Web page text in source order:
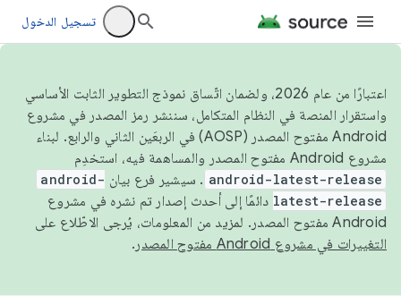
تسجيل الدخول
اعتبارًا من عام 2026، ولضمان اتّساق نموذج التطوير الثابت الأساسي
واستقرار المنصة في النظام المتكامل، سننشر رمز المصدر في مشروع
Android مفتوح المصدر (AOSP) في الربعَين الثاني والرابع. لبناء
مشروع Android مفتوح المصدر والمساهمة فيه، استخدِم
android-latest-release . سيشير فرع بيان android-
latest-release دائمًا إلى أحدث إصدار تم نشره في مشروع
Android مفتوح المصدر. لمزيد من المعلومات، يُرجى الاطّلاع على
التغييرات في مشروع Android مفتوح المصدر
.